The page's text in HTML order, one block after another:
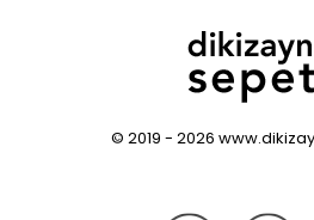
© 2019 - 2026